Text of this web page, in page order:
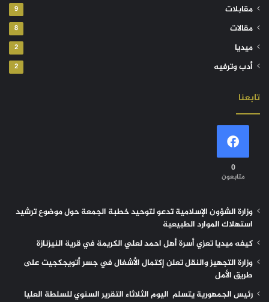
مقابلات 9
مقالات 8
ميديا 2
أدب وترفيه 2
تابعنا
0
متابعون
وزارة الشؤون الإسلامية تدعو لتوحيد خطبة الجمعة حول موضوع ترشيد
استهلاك الموارد الطبيعية
كيفه ميديا تعزي أسرة أهل احمد لعلي الكريمة في قرية النيزنازة
وزارة التجهيز والنقل تعلن إكتمال الأشغال في جسر أتويجكجيت على
طريق الأمل
رئيس الجمهورية يتسلم اليوم الثلاثاء التقرير السنوي للسلطة العليا